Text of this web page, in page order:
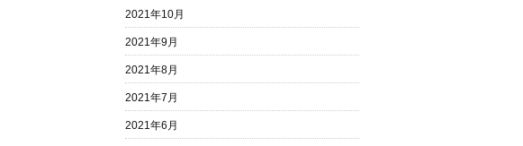
2021年10月
2021年9月
2021年8月
2021年7月
2021年6月